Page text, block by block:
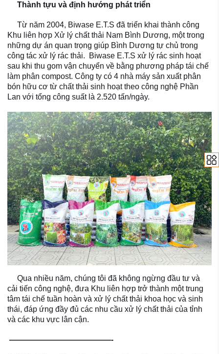
Thành tựu và định hướng phát triển
Từ năm 2004, Biwase E.T.S đã triển khai thành công
Khu liên hợp Xử lý chất thải Nam Bình Dương, một trong
những dự án quan trọng giúp Bình Dương tự chủ trong
công tác xử lý rác thải. Biwase E.T.S xử lý rác sinh hoạt
sau khi thu gom vận chuyển về bằng phương pháp tái chế
làm phân compost. Công ty có 4 nhà máy sản xuất phân
bón hữu cơ từ chất thải sinh hoạt theo công nghệ Phần
Lan với tổng công suất là 2.520 tấn/ngày.
Qua nhiều năm, chúng tôi đã không ngừng đầu tư và
cải tiến công nghệ, đưa Khu liên hợp trở thành một trung
tâm tái chế tuần hoàn và xử lý chất thải khoa học và sinh
thái, đáp ứng đầy đủ các nhu cầu xử lý chất thải của tỉnh
và các khu vực lân cận.
—————————————-